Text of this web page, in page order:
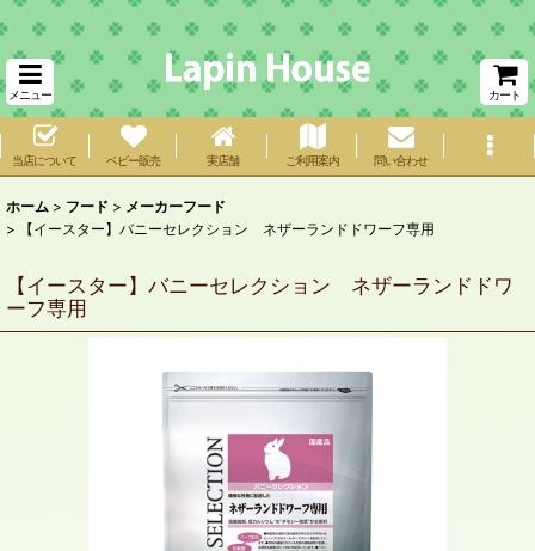
メニュー カート
当店について ベビー販売 実店舗 ご利用案内 問い合わせ
ホーム > フード > メーカーフード
>
【イースター】バニーセレクション ネザーランドドワーフ専用
【イースター】バニーセレクション ネザーランドドワ
ーフ専用